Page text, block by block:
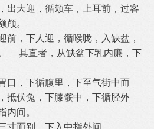
出大迎，循颊车，上耳前，过客
颅。
，下人迎，循喉咙，入缺盆，
其直者，从缺盆下乳内廉，下
，下循腹里，下至气街中而
伏兔，下膝髌中，下循胫外
内间。
而别，下入中指外间。